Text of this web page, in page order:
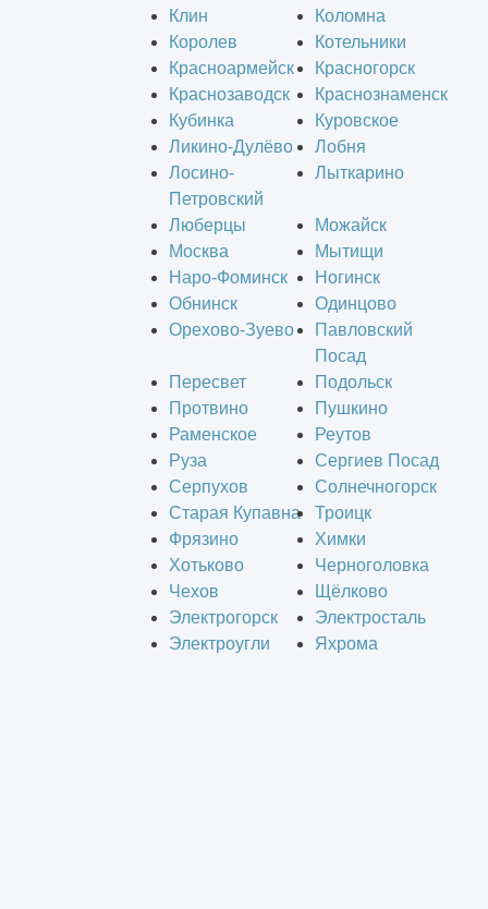
Клин
Коломна
Королев
Котельники
Красноармейск
Красногорск
Краснозаводск
Краснознаменск
Кубинка
Куровское
Ликино-Дулёво
Лобня
Лосино-
Петровский
Лыткарино
Люберцы
Можайск
Москва
Мытищи
Наро-Фоминск
Ногинск
Обнинск
Одинцово
Орехово-Зуево
Павловский
Посад
Пересвет
Подольск
Протвино
Пушкино
Раменское
Реутов
Руза
Сергиев Посад
Серпухов
Солнечногорск
Старая Купавна
Троицк
Фрязино
Химки
Хотьково
Черноголовка
Чехов
Щёлково
Электрогорск
Электросталь
Электроугли
Яхрома